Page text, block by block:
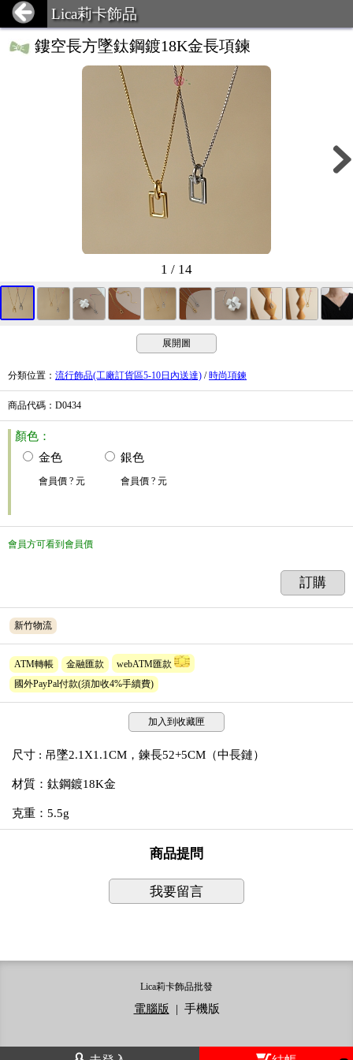
Lica莉卡飾品
鏤空長方墜鈦鋼鍍18K金長項鍊
1 / 14
展開圖
分類位置 ： 流行飾品(工廠訂貨區5-10日內送達) /時尚項鍊
商品代碼 ：D0434
顏色：
金色
會員價 ? 元
銀色
會員價 ? 元
會員方可看到會員價
訂購
新竹物流
ATM轉帳 金融匯款
webATM匯款
國外PayPal付款(須加收4%手續費)
加入到收藏匣
尺寸 : 吊墜2.1X1.1CM，鍊長52+5CM（中長鏈）
材質：鈦鋼鍍18K金
克重：5.5g
商品提問
我要留言
Lica莉卡飾品批發
電腦版 | 手機版